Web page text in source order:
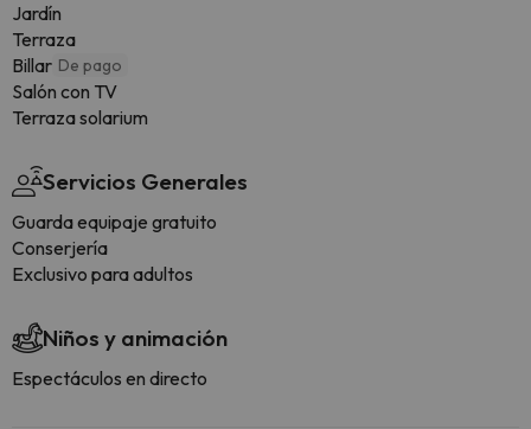
Jardín
Terraza
Billar De pago
Salón con TV
Terraza solarium
Servicios Generales
Guarda equipaje gratuito
Conserjería
Exclusivo para adultos
Niños y animación
Espectáculos en directo